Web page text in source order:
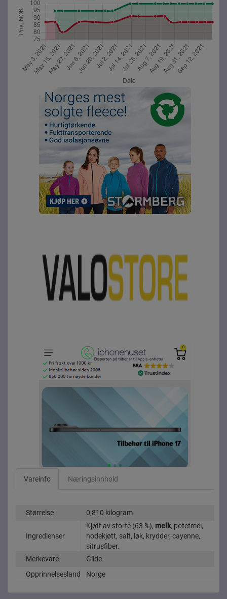
Vareinfo Næringsinnhold
Størrelse 0,810 kilogram
Ingredienser
Kjøtt av storfe (63 %), melk, potetmel,
hodekjøtt, salt, løk, krydder, cayenne,
sitrusfiber.
Merkevare
Gilde
Opprinnelsesland
Norge